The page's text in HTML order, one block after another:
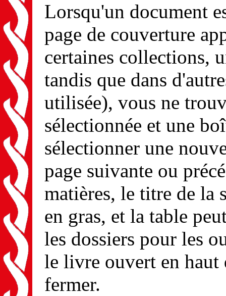
Lorsqu'un document
page de couverture
certaines collections,
tandis que dans
utilisée), vous ne
sélectionnée et une
sélectionner une
page suivante ou
matières, le titre de la
en gras, et la table
les dossiers pour les
le livre ouvert en haut
fermer.